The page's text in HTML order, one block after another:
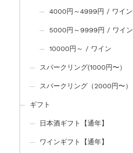
4000円～4999円 / ワイン
5000円～9999円 / ワイン
10000円～ / ワイン
スパークリング(1000円〜）
スパークリング（2000円〜）
ギフト
日本酒ギフト【通年】
ワインギフト【通年】